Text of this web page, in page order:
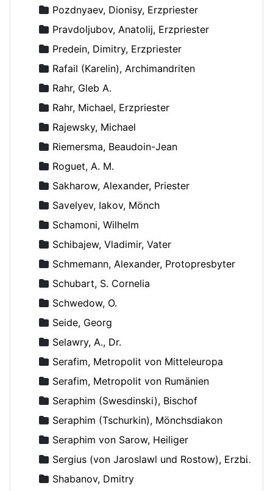
Pozdnyaev, Dionisy, Erzpriester
Pravdoljubov, Anatolij, Erzpriester
Predein, Dimitry, Erzpriester
Rafail (Karelin), Archimandriten
Rahr, Gleb A.
Rahr, Michael, Erzpriester
Rajewsky, Michael
Riemersma, Beaudoin-Jean
Roguet, A. M.
Sakharow, Alexander, Priester
Savelyev, Iakov, Mönch
Schamoni, Wilhelm
Schibajew, Vladimir, Vater
Schmemann, Alexander, Protopresbyter
Schubart, S. Cornelia
Schwedow, O.
Seide, Georg
Selawry, A., Dr.
Serafim, Metropolit von Mitteleuropa
Serafim, Metropolit von Rumänien
Seraphim (Swesdinski), Bischof
Seraphim (Tschurkin), Mönchsdiakon
Seraphim von Sarow, Heiliger
Sergius (von Jaroslawl und Rostow), Erzbischof
Shabanov, Dmitry